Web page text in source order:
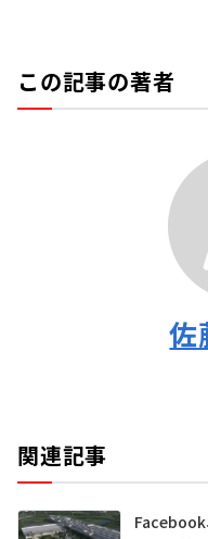
この記事の著者
佐
関連記事
Facebook